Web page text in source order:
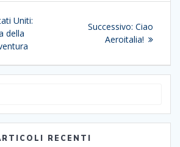
Uniti:
della
Successivo: Articolo
successivo:
Ciao
Aeroitalia!
RECENTI